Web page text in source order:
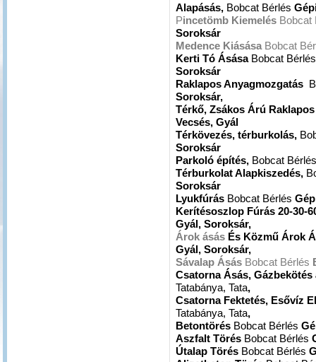
Alapásás, Bobcat Bérlés
Pincetömb Kiemelés Bobcat
Soroksár
Medence Kiásása Bobcat
Kerti Tó ÁsásaBobcat
Soroksár
Raklapos Anyagmozgatás
Soroksár,
Térkő, Zsákos Árú
Vecsés, Gyál
Térkövezés, térburkolás,
Soroksár
Parkoló építés, Bobcat
Térburkolat Alapkiszedés,
Soroksár
Lyukfúrás Bobcat Bérlés
Kerítésoszlop Fúrás 20-30-
Gyál, Soroksár,
Árok ásás És Közmű Árok
Gyál, Soroksár,
Sávalap Ásás Bobcat Bérlés
Csatorna Ásás,
Tatabánya, Tata,
Csatorna Fektetés, Esővíz
Tatabánya, Tata,
Betontörés Bobcat Bérlés
Aszfalt Törés Bobcat Bérlés
Útalap Törés Bobcat Bérlés